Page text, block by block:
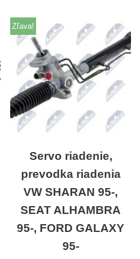
Zľava!
Servo riadenie,
prevodka riadenia
VW SHARAN 95-,
SEAT ALHAMBRA
95-, FORD GALAXY
95-